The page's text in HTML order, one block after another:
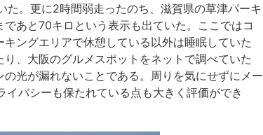
。更に2時間弱走ったのち、滋賀県の草津パーキ
あと70キロという表示も出ていた。ここではコ
ングエリアで休憩している以外は睡眠していた
、大阪のグルメスポットをネットで調べていた
光が漏れないことである。周りを気にせずにメー
バシーも保たれている点も大きく評価ができ